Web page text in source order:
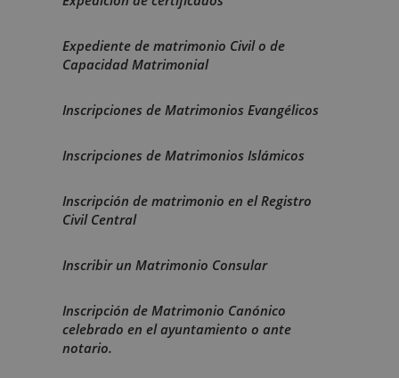
Expediente de matrimonio Civil o de
Capacidad Matrimonial
Inscripciones de Matrimonios Evangélicos
Inscripciones de Matrimonios Islámicos
Inscripción de matrimonio en el Registro
Civil Central
Inscribir un Matrimonio Consular
Inscripción de Matrimonio Canónico
celebrado en el ayuntamiento o ante
notario.